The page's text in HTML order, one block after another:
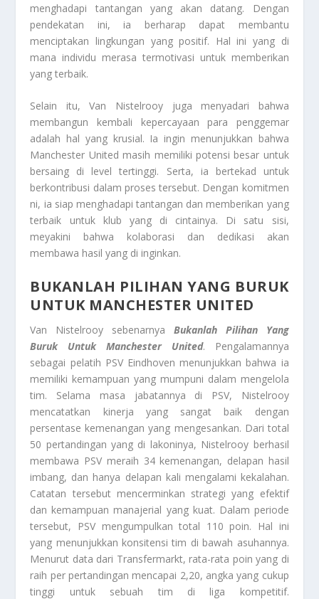
menghadapi tantangan yang akan datang. Dengan
pendekatan ini, ia berharap dapat membantu
menciptakan lingkungan yang positif. Hal ini yang di
mana individu merasa termotivasi untuk memberikan
yang terbaik.
Selain itu, Van Nistelrooy juga menyadari bahwa
membangun kembali kepercayaan para penggemar
adalah hal yang krusial. Ia ingin menunjukkan bahwa
Manchester United masih memiliki potensi besar untuk
bersaing di level tertinggi. Serta, ia bertekad untuk
berkontribusi dalam proses tersebut. Dengan komitmen
ni, ia siap menghadapi tantangan dan memberikan yang
terbaik untuk klub yang di cintainya. Di satu sisi,
meyakini bahwa kolaborasi dan dedikasi akan
membawa hasil yang di inginkan.
BUKANLAH PILIHAN YANG BURUK
UNTUK MANCHESTER UNITED
Van Nistelrooy sebenarnya Bukanlah Pilihan Yang
Buruk Untuk Manchester United. Pengalamannya
sebagai pelatih PSV Eindhoven menunjukkan bahwa ia
memiliki kemampuan yang mumpuni dalam mengelola
tim. Selama masa jabatannya di PSV, Nistelrooy
mencatatkan kinerja yang sangat baik dengan
persentase kemenangan yang mengesankan. Dari total
50 pertandingan yang di lakoninya, Nistelrooy berhasil
membawa PSV meraih 34 kemenangan, delapan hasil
imbang, dan hanya delapan kali mengalami kekalahan.
Catatan tersebut mencerminkan strategi yang efektif
dan kemampuan manajerial yang kuat. Dalam periode
tersebut, PSV mengumpulkan total 110 poin. Hal ini
yang menunjukkan konsitensi tim di bawah asuhannya.
Menurut data dari Transfermarkt, rata-rata poin yang di
raih per pertandingan mencapai 2,20, angka yang cukup
tinggi untuk sebuah tim di liga kompetitif.